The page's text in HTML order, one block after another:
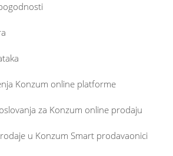
Konzum online platforme
za Konzum online prodaju
u Konzum Smart prodavaonici